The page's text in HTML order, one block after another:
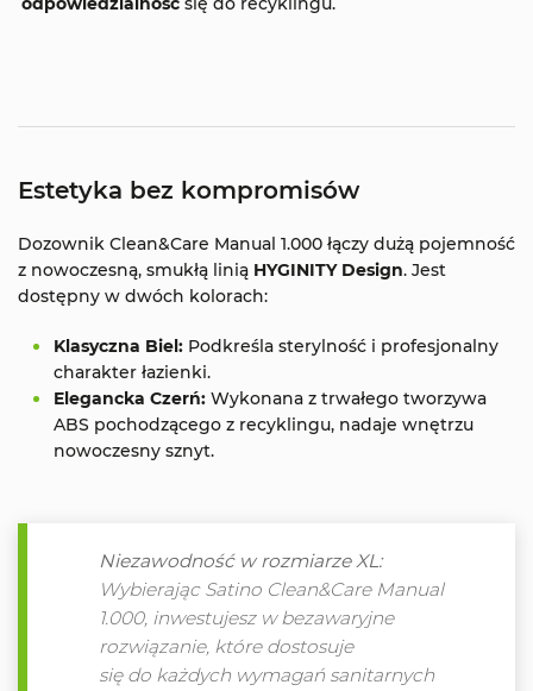
Estetyka bez kompromisów
Dozownik Clean&Care Manual 1.000 łączy dużą pojemność
z nowoczesną, smukłą linią HYGINITY Design. Jest
dostępny w dwóch kolorach:
Klasyczna Biel: Podkreśla sterylność i profesjonalny
charakter łazienki.
Elegancka Czerń: Wykonana z trwałego tworzywa
ABS pochodzącego z recyklingu, nadaje wnętrzu
nowoczesny sznyt.
Niezawodność w rozmiarze XL:
Wybierając Satino Clean&Care Manual
1.000, inwestujesz w bezawaryjne
rozwiązanie, które dostosuje
się do każdych wymagań sanitarnych